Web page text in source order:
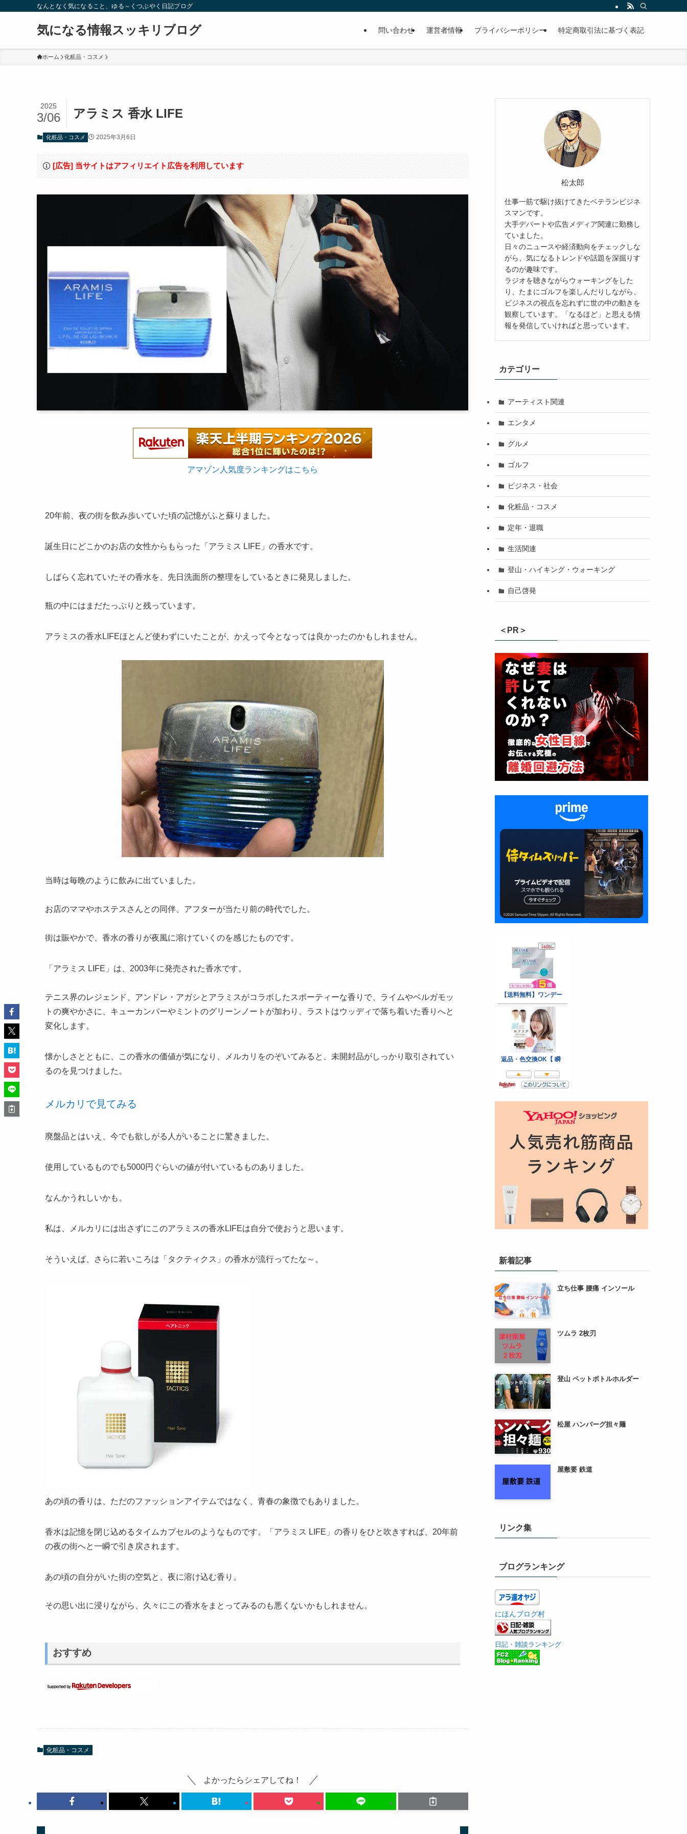
なんとなく気になること、ゆる～くつぶやく日記ブログ
気になる情報スッキリブログ 問い合わせ 運営者情報 プライバシーポリシー 特定商取引法に基づく表記
ホーム 化粧品・コスメ
アラミス 香水 LIFE
2025
3/06
化粧品・コスメ 2025年3月6日
[広告] 当サイトはアフィリエイト広告を利用しています
アマゾン人気度ランキングはこちら
20年前、夜の街を飲み歩いていた頃の記憶がふと蘇りました。
誕生日にどこかのお店の女性からもらった「アラミス LIFE」の香水です。
しばらく忘れていたその香水を、先日洗面所の整理をしているときに発見しました。
瓶の中にはまだたっぷりと残っています。
アラミスの香水LIFEほとんど使わずにいたことが、かえって今となっては良かったのかもしれません。
当時は毎晩のように飲みに出ていました。
お店のママやホステスさんとの同伴、アフターが当たり前の時代でした。
街は賑やかで、香水の香りが夜風に溶けていくのを感じたものです。
「アラミス LIFE」は、2003年に発売された香水です。
テニス界のレジェンド、アンドレ・アガシとアラミスがコラボしたスポーティーな香りで、ライムやベルガモッ
トの爽やかさに、キューカンバーやミントのグリーンノートが加わり、ラストはウッディで落ち着いた香りへと
変化します。
懐かしさとともに、この香水の価値が気になり、メルカリをのぞいてみると、未開封品がしっかり取引されてい
るのを見つけました。
メルカリで見てみる
廃盤品とはいえ、今でも欲しがる人がいることに驚きました。
使用しているものでも5000円ぐらいの値が付いているものありました。
なんかうれしいかも。
私は、メルカリには出さずにこのアラミスの香水LIFEは自分で使おうと思います。
そういえば、さらに若いころは「タクティクス」の香水が流行ってたな～。
あの頃の香りは、ただのファッションアイテムではなく、青春の象徴でもありました。
香水は記憶を閉じ込めるタイムカプセルのようなものです。「アラミス LIFE」の香りをひと吹きすれば、20年前
の夜の街へと一瞬で引き戻されます。
あの頃の自分がいた街の空気と、夜に溶け込む香り。
その思い出に浸りながら、久々にこの香水をまとってみるのも悪くないかもしれません。
おすすめ
化粧品・コスメ
よかったらシェアしてね！
松太郎
仕事一筋で駆け抜けてきたベテランビジネ
スマンです。
大手デパートや広告メディア関連に勤務し
ていました。
日々のニュースや経済動向をチェックしな
がら、気になるトレンドや話題を深掘りす
るのが趣味です。
ラジオを聴きながらウォーキングをした
り、たまにゴルフを楽しんだりしながら、
ビジネスの視点を忘れずに世の中の動きを
観察しています。「なるほど」と思える情
報を発信していければと思っています。
カテゴリー
アーティスト関連
エンタメ
グルメ
ゴルフ
ビジネス・社会
化粧品・コスメ
定年・退職
生活関連
登山・ハイキング・ウォーキング
自己啓発
＜PR＞
新着記事
立ち仕事 腰痛 インソール
ツムラ 2枚刃
登山 ペットボトルホルダー
松屋 ハンバーグ担々麺
屋敷要 鉄道
リンク集
ブログランキング
にほんブログ村
日記・雑談ランキング